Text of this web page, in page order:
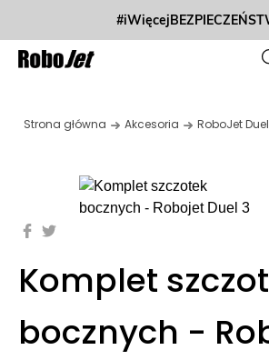
Strona główna Akcesoria RoboJet
Komplet
bocznych -